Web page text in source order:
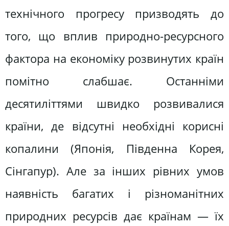
технічного прогресу призводять до
того, що вплив природно-ресурсного
фактора на економіку розвинутих країн
помітно слабшає. Останніми
десятиліттями швидко розвивалися
країни, де відсутні необхідні корисні
копалини (Японія, Південна Корея,
Сінгапур). Але за інших рівних умов
наявність багатих і різноманітних
природних ресурсів дає країнам — їх